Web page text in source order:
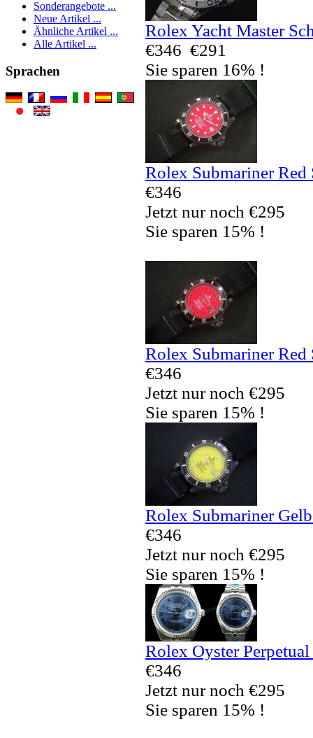
Sonderangebote ...
Neue Artikel ...
Ähnliche Artikel ...
Alle Artikel ...
Sprachen
Rolex Yacht Master
€346 €291
Sie sparen 16% !
Rolex Submariner
€346
Jetzt nur noch €295
Sie sparen 15% !
Rolex Submariner
€346
Jetzt nur noch €295
Sie sparen 15% !
Rolex Submariner
€346
Jetzt nur noch €295
Sie sparen 15% !
Rolex Oyster
€346
Jetzt nur noch €295
Sie sparen 15% !